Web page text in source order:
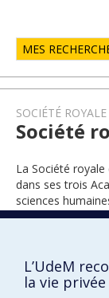
MES
SOCIÉTÉ
Société
La Société
dans ses trois
sciences
Académie III
L’UdeM
la vie privée